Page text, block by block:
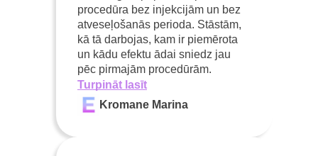
procedūra bez injekcijām un bez
atveseļošanās perioda. Stāstām,
kā tā darbojas, kam ir piemērota
un kādu efektu ādai sniedz jau
pēc pirmajām procedūrām.
Turpināt lasīt
Kromane Marina